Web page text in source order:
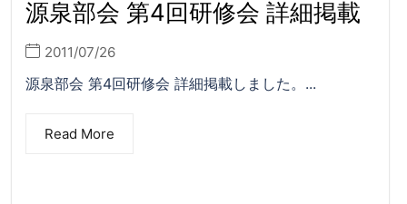
源泉部会 第4回研修会 詳細掲載
2011/07/26
源泉部会 第4回研修会 詳細掲載しました。...
Read More